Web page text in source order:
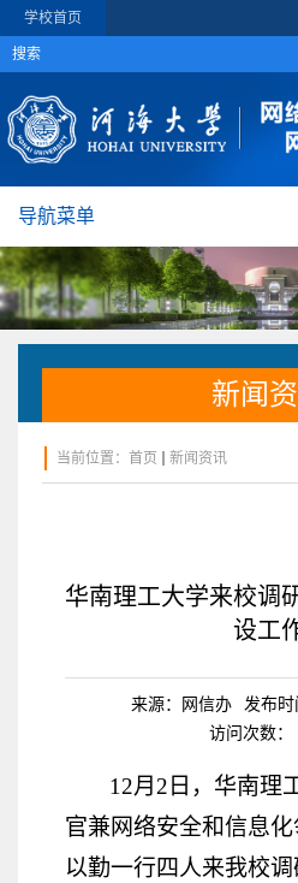
学校首页
导航菜单
新闻
当前位置： 首页 新闻资讯
华南理工大学来校调
设工
来源：网信办
发布时
访问次数：
12月2 日，华南理
官兼网络安全和信息
以勤一行四人来我校